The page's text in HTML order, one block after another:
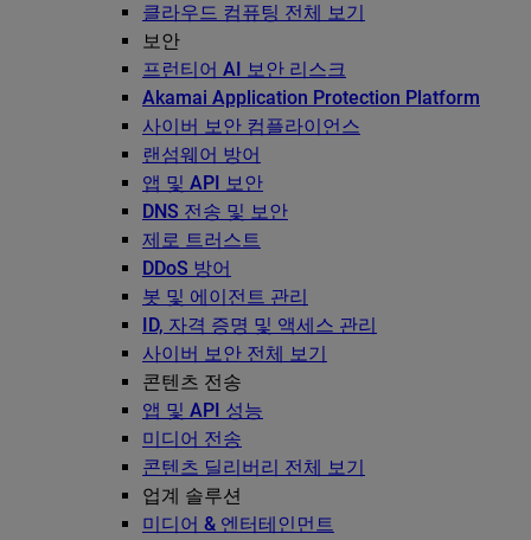
클라우드 컴퓨팅 전체 보기
보안
프런티어 AI 보안 리스크
Akamai Application Protection Platform
사이버 보안 컴플라이언스
랜섬웨어 방어
앱 및 API 보안
DNS 전송 및 보안
제로 트러스트
DDoS 방어
봇 및 에이전트 관리
ID, 자격 증명 및 액세스 관리
사이버 보안 전체 보기
콘텐츠 전송
앱 및 API 성능
미디어 전송
콘텐츠 딜리버리 전체 보기
업계 솔루션
미디어 & 엔터테인먼트